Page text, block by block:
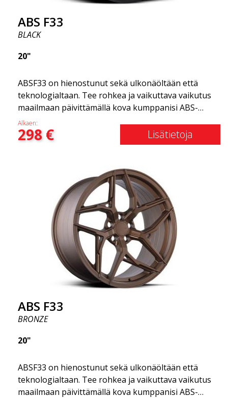
ABS F33
BLACK
20"
ABSF33 on hienostunut sekä ulkonäöltään että
teknologialtaan. Tee rohkea ja vaikuttava vaikutus
maailmaan päivittämällä kova kumppanisi ABS-
vanteilla, jotka yhdistävät erehtymättömän
eleganssin ja vakavan asenteen. Nämä
edistykselliset vanteet ovat juuri sitä, mitä tarvitset
maksimoimiseksi. Miksi ajaisit rumilla vanteilla
autossasi? Hyödynnä tilaisuus hankkia rajoitetun
erän ABS F33 -vanteet.
Alkaen:
298€ Lisätietoja
ABS F33
BRONZE
20"
ABSF33 on hienostunut sekä ulkonäöltään että
teknologialtaan. Tee rohkea ja vaikuttava vaikutus
maailmaan päivittämällä kova kumppanisi ABS-